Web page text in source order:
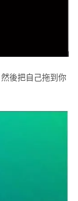
後把自己拖到你